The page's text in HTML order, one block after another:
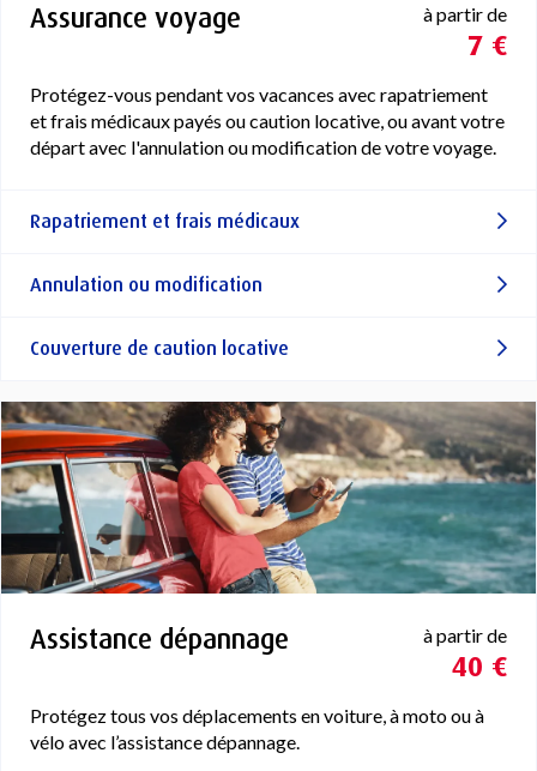
Assurance voyage à partir de
7 €
Protégez-vous pendant vos vacances avec rapatriement
et frais médicaux payés ou caution locative, ou avant votre
départ avec l'annulation ou modification de votre voyage.
Rapatriement et frais médicaux
Annulation ou modification
Couverture de caution locative
Assistance dépannage à partir de
40 €
Protégez tous vos déplacements en voiture, à moto ou à
vélo avec l’assistance dépannage.